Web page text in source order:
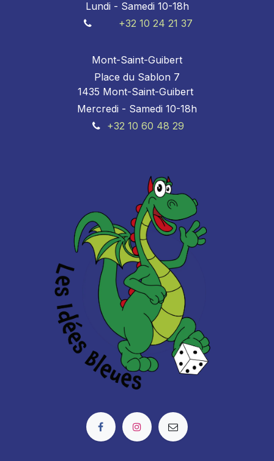
Lundi - Samedi 10-18h
+32 10 24 21 37
Mont-Saint-Guibert
Place du Sablon 7
1435 Mont-Saint-Guibert
Mercredi - Samedi 10-18h
+32 10 60 48 29